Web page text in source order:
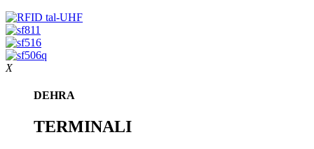
X
DEHRA
TERMINALI